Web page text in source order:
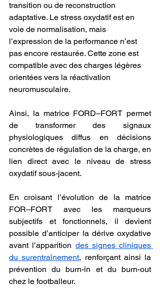
transition ou de reconstruction
adaptative. Le stress oxydatif est en
voie de normalisation, mais
l’expression de la performance n’est
pas encore restaurée. Cette zone est
compatible avec des charges légères
orientées vers la réactivation
neuromusculaire.
Ainsi, la matrice FORD–FORT permet
de transformer des signaux
physiologiques diffus en décisions
concrètes de régulation de la charge, en
lien direct avec le niveau de stress
oxydatif sous-jacent.
En croisant l’évolution de la matrice
FOR–FORT avec les marqueurs
subjectifs et fonctionnels, il devient
possible d’anticiper la dérive oxydative
avant l’apparition des signes cliniques
du surentraînement, renforçant ainsi la
prévention du burn-in et du burn-out
chez le footballeur.